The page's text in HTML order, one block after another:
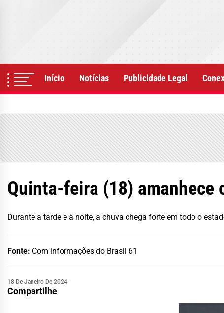
Início Notícias Publicidade Legal
Quinta-feira (18) amanhece
Durante a tarde e à noite, a chuva chega forte em todo o
Fonte: Com informações do Brasil 61
18 De Janeiro De 2024
Compartilhe